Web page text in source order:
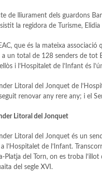
de lliurament dels guardons
la regidora de Turisme, Elidia
que és la mateixa
a un total de 128 senders de tot
i l’Hospitalet de l’Infant és
Litoral del Jonquet de
renovar any rere any; i el
Litoral del Jonquet
Litoral del Jonquet és un
a l’Hospitalet de l’Infant.
Platja del Torn, on es troba
del segle XVI.